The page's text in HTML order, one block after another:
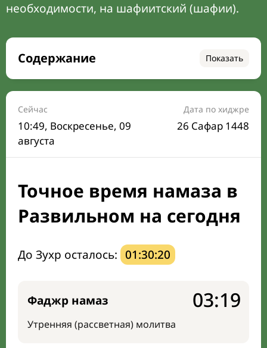
необходимости, на шафиитский (шафии).
Содержание Показать
Время намаза на сегодня
Расписание на месяц
Время Сухура и Ифтара на сегодня
Календарь рамадана
Направление киблы
Сейчас
10:49, Воскресенье, 09
августа
Дата по хиджре
26 Сафар 1448
Точное время намаза в
Развильном на сегодня
До Зухр осталось: 01:30:19
Фаджр намаз
Утренняя (рассветная) молитва
03:19